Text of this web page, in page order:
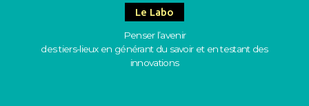
Le Labo
Penser l’avenir
des tiers-lieux en générant du savoir et en testant des
innovations